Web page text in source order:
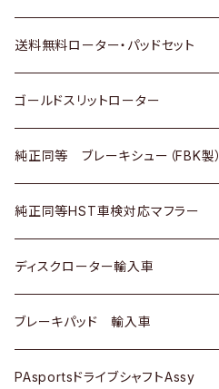
日野
三菱ふそう
ＢＭＷ
日野
三菱ふそう
三菱ふそう
その他
三菱
スバル
ダイハツ
マツダ
三菱
スバル
マツダ
三菱
日産
ダイハツ
マツダ
三菱
スバル
スズキ
日産
いすゞ
ダイハツ
マツダ
三菱
スバル
ホンダ
スズキ
日産
ダイハツ
マツダ
三菱
スバル
トヨタ
ホンダ
日産
いすゞ
ダイハツ
マツダ
三菱
送料無料ローター・パッドセット
トヨタ
ホンダ
スズキ
日産
ダイハツ
マツダ
ゴールドスリットローター
トヨタ
ホンダ
スズキ
日産
ダイハツ
純正同等 ブレーキシュー（FBK製）
ホンダ
スズキ
日産
ダイハツ
純正同等HST車検対応マフラー
トヨタ
ホンダ
スズキ
ディスクローター輸入車
ＡＵＤＩ
ＢＥＮＺ
ブレーキパッド 輸入車
ＢＥＮＺ
PAsportsドライブシャフトAssy